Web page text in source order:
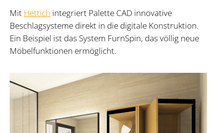
Mit Hettich integriert Palette CAD innovative
Beschlagsysteme direkt in die digitale Konstruktion.
Ein Beispiel ist das System FurnSpin, das völlig neue
Möbelfunktionen ermöglicht.